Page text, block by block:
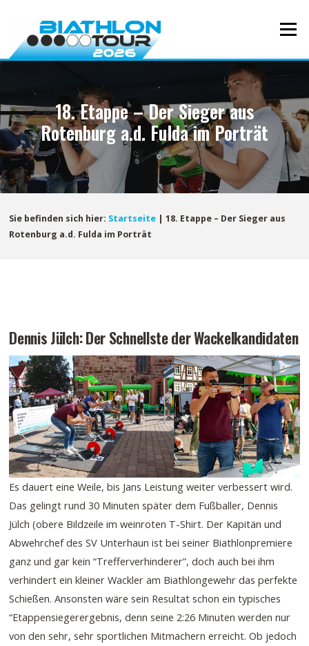
Inhalt
Menü
18. Etappe – Der Sieger aus
Rotenburg a.d. Fulda im Porträt
Sie befinden sich hier: Startseite |18. Etappe – Der Sieger aus
Rotenburg a.d. Fulda im Porträt
Dennis Jülch: Der Schnellste der Wackelkandidaten
Es dauert eine Weile, bis Jans Leistung weiter verbessert wird.
Das gelingt rund 30 Minuten später dem Fußballer, Dennis
Jülch (obere Bildzeile im weinroten T-Shirt. Der Kapitän und
Abwehrchef des SV Unterhaun ist bei seiner Biathlonpremiere
ganz und gar kein “Trefferverhinderer”, doch auch bei ihm
verhindert ein kleiner Wackler am Biathlongewehr das perfekte
Schießen. Ansonsten wäre sein Resultat schon ein typisches
“Etappensiegerergebnis, denn seine 2:26 Minuten werden nur
von den sehr, sehr sportlichen Mitmachern erreicht. Ob jedoch